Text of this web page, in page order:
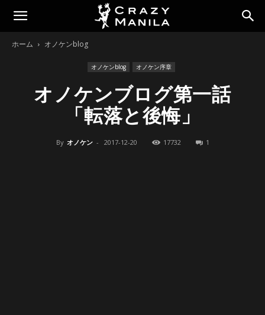
ホーム オノケンblog
オノケンblog オノケン序章
オノケンブログ第一話
「転落と後悔」
By オノケン - 2017-12-20 17732 1